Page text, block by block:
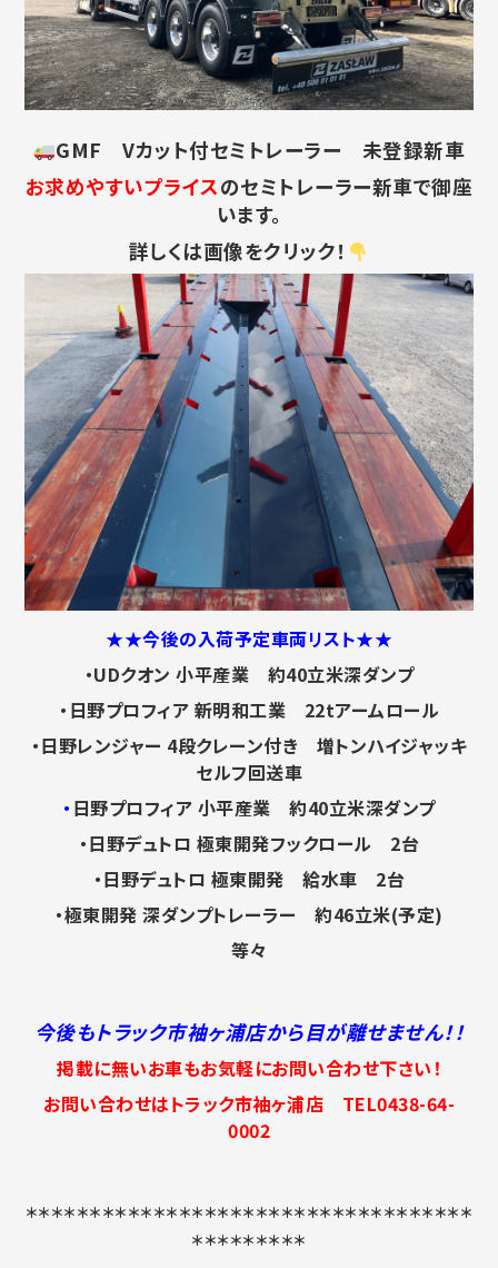
GMF Vカット付セミトレーラー 未登録新車
お求めやすいプライスのセミトレーラー新車で御座
います。
詳しくは画像をクリック！
★★今後の入荷予定車両リスト★★
・UDクオン 小平産業 約40立米深ダンプ
・日野プロフィア 新明和工業 22tアームロール
・日野レンジャー 4段クレーン付き 増トンハイジャッキ
セルフ回送車
・ 日野プロフィア 小平産業 約40立米深ダンプ
・日野デュトロ 極東開発フックロール 2台
・日野デュトロ 極東開発 給水車 2台
・極東開発 深ダンプトレーラー 約46立米(予定)
等々
今後もトラック市袖ヶ浦店から目が離せません！！
掲載に無いお車もお気軽にお問い合わせ下さい！
お問い合わせはトラック市袖ヶ浦店 TEL0438-64-
0002
＊＊＊＊＊＊＊＊＊＊＊＊＊＊＊＊＊＊＊＊＊＊＊＊＊＊＊＊＊＊＊＊＊＊＊
＊＊＊＊＊＊＊＊＊